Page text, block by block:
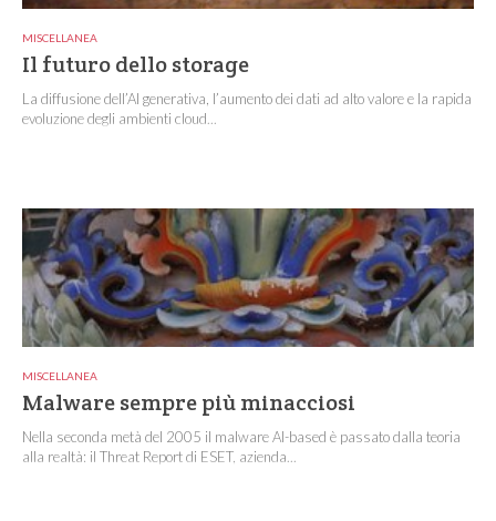
MISCELLANEA
Il futuro dello storage
La diffusione dell’AI generativa, l’aumento dei dati ad alto valore e la rapida
evoluzione degli ambienti cloud...
MISCELLANEA
Malware sempre più minacciosi
Nella seconda metà del 2005 il malware AI-based è passato dalla teoria
alla realtà: il Threat Report di ESET, azienda...